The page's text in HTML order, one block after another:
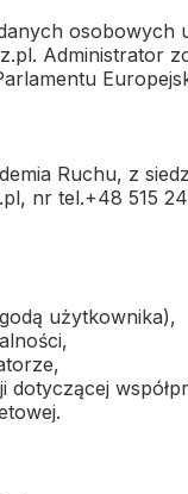
Ruchu, z
nr tel.+48 515
użytkownika),
dotyczącej